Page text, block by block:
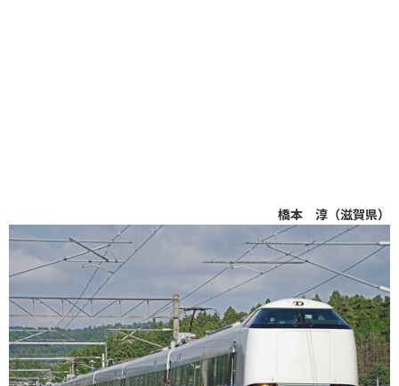
橋本 淳（滋賀県）